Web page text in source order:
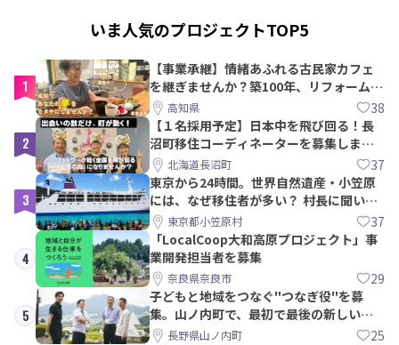
いま人気のプロジェクトTOP5
1
【事業承継】情緒あふれる古民家カフェ
を継ぎませんか？築100年、リフォームか
ら約10年！
高知県 38
2
【１名採用予定】日本中を飛び回る！長
沼町移住コーディネーターを募集しま
す！北海道長沼町 37
3
東京から24時間。世界自然遺産・小笠原
には、なぜ移住者が多い？ 村長に聞いて
みた東京都小笠原村 37
4
「LocalCoop大和高原プロジェクト」事
業開発担当者を募集
奈良県奈良市 29
5
子どもと地域をつなぐ"つなぎ役"を募
集。山ノ内町で、最初で最後の新しい学
校づくりを一緒に
長野県山ノ内町 25